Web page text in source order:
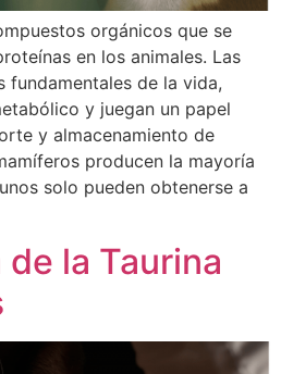
orgánicos que se
en los animales. Las
fundamentales de la vida,
y juegan un papel
y almacenamiento de
producen la mayoría
solo pueden obtenerse a
la Taurina